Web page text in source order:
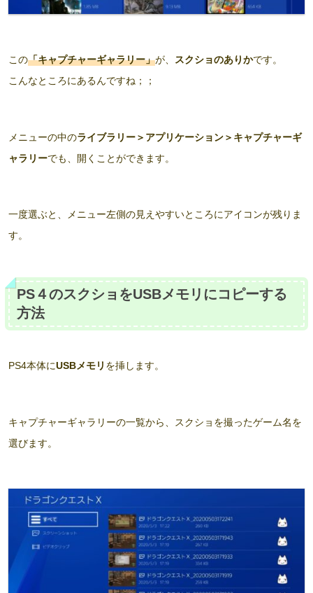
この「キャプチャーギャラリー」が、 スクショのありかです。
こんなところにあるんですね；；
メニューの中のライブラリー＞アプリケーション＞キャプチャーギ
ャラリーでも、開くことができます。
一度選ぶと、メニュー左側の見えやすいところにアイコンが残りま
す。
PS４のスクショをUSBメモリにコピーする
方法
PS4本体にUSBメモリ を挿します。
キャプチャーギャラリーの一覧から、スクショを撮ったゲーム名を
選びます。